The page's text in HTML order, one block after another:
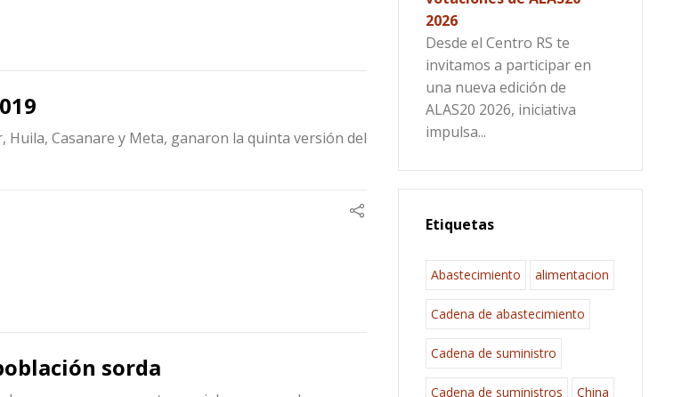
Huila, Casanare y Meta, ganaron la quinta versión del
sorda
2026
Desde el Centro RS te
invitamos a participar en
una nueva edición de
ALAS20 2026, iniciativa
impulsa...
Etiquetas
Abastecimiento alimentacion
Cadena de abastecimiento
Cadena de suministro
Cadena de suministros China